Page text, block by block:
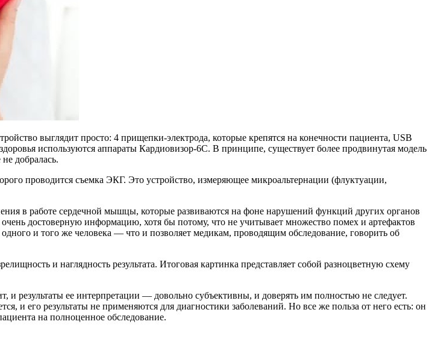
выглядит просто: 4 прищепки-электрода, которые крепятся на конечности пациента, USB
используются аппараты Кардиовизор-6С. В принципе, существует более продвинутая модель
добралась.
проводится съемка ЭКГ. Это устройство, измеряющее микроальтернации (флуктуации,
в работе сердечной мышцы, которые развиваются на фоне нарушений функций других органов
достоверную информацию, хотя бы потому, что не учитывает множество помех и артефактов
и того же человека — что и позволяет медикам, проводящим обследование, говорить об
и наглядность результата. Итоговая картинка представляет собой разноцветную схему
результаты ее интерпретации — довольно субъективны, и доверять им полностью не следует.
и его результаты не применяются для диагностики заболеваний. Но все же польза от него есть: он
на полноценное обследование.